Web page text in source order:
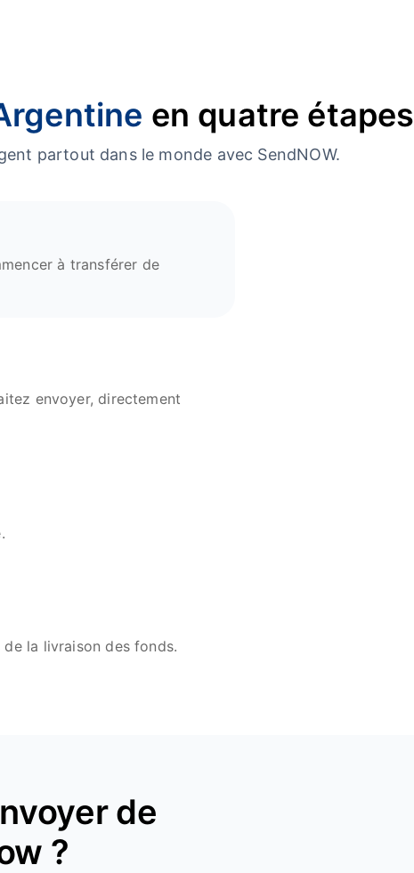
en quatre étapes
partout dans le monde avec SendNOW.
à transférer de
envoyer, directement
la livraison des fonds.
de
?